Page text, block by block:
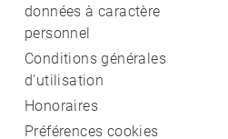
données à caractère
personnel
Conditions générales
d'utilisation
Honoraires
Préférences cookies